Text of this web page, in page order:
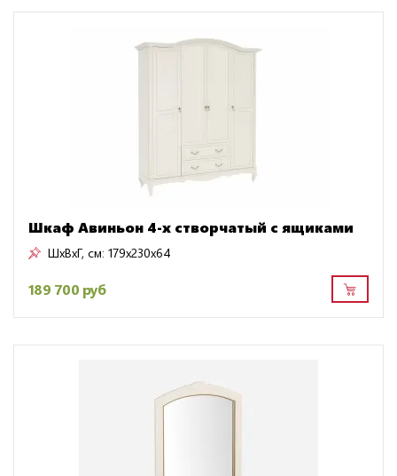
Шкаф Авиньон 4-х створчатый с ящиками
ШxВxГ, см: 179x230x64
189 700 руб